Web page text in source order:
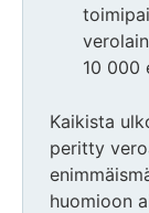
10 000
Kaikista
peritty
huomioon